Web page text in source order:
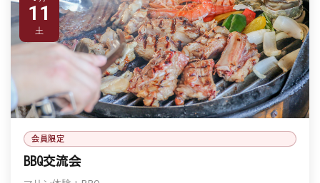
11
土
会員限定
BBQ交流会